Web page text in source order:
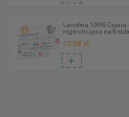
Lanolina 100%
regenerująca na
12.98 zł